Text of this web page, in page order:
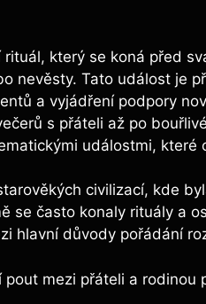
který se koná před
​nevěsty. Tato ‌událost je
a vyjádření podpory
s přáteli až po
událostmi,
civilizací,⁣ kde
se často ‌konaly rituály a
hlavní důvody pořádání
pout mezi přáteli a⁤ rodinou